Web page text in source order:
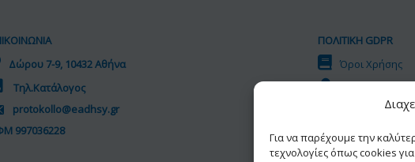
Για να παρέχουμε την
τεχνολογίες όπως cookies
Δώρου 7-9, 10432 Αθήνα
Τηλ.Κατάλογος
protokollo@eadhsy.gr
997036228
ΠΟΛΙΤΙΚΗ GDPR
Όροι Χρήσης
Πολιτική
Δήλωση